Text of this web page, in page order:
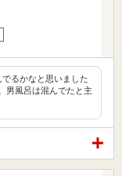
るかなと思いました
男風呂は混んでたと主